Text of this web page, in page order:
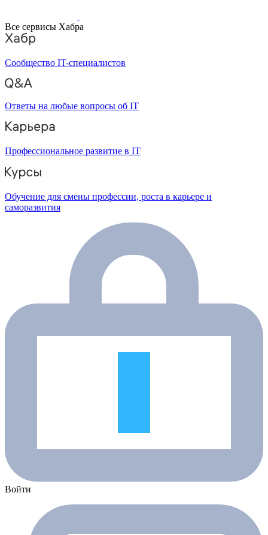
Все сервисы Хабра
Сообщество IT-специалистов
Ответы на любые вопросы об IT
Профессиональное развитие в IT
Обучение для смены профессии, роста в карьере и
саморазвития
Войти